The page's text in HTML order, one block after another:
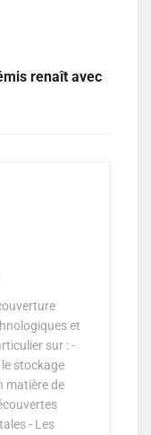
renaît avec
et
sur : -
stockage
matière de
- Les